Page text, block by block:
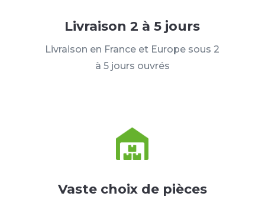
Livraison 2 à 5 jours
Livraison en France et Europe sous 2
à 5 jours ouvrés
Vaste choix de pièces